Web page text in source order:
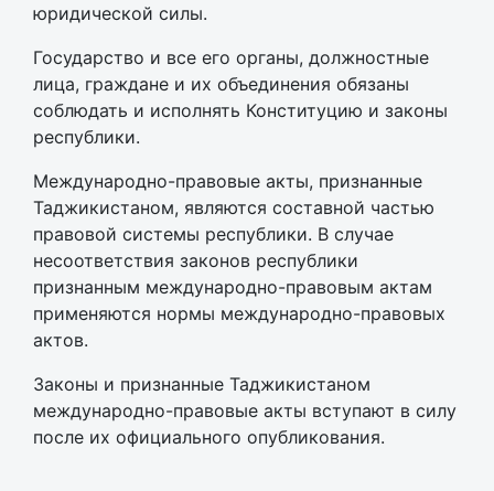
юридической силы.
Государство и все его органы, должностные
лица, граждане и их объединения обязаны
соблюдать и исполнять Конституцию и законы
республики.
Международно-правовые акты, признанные
Таджикистаном, являются составной частью
правовой системы республики. В случае
несоответствия законов республики
признанным международно-правовым актам
применяются нормы международно-правовых
актов.
Законы и признанные Таджикистаном
международно-правовые акты вступают в силу
после их официального опубликования.